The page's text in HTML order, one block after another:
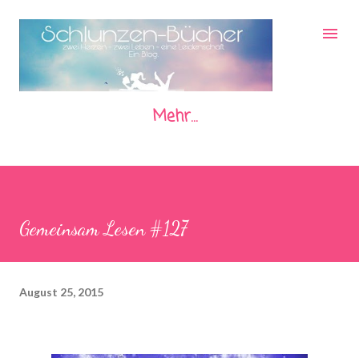
Direkt zum Hauptbereich
Mehr…
Gemeinsam Lesen #127
August 25, 2015